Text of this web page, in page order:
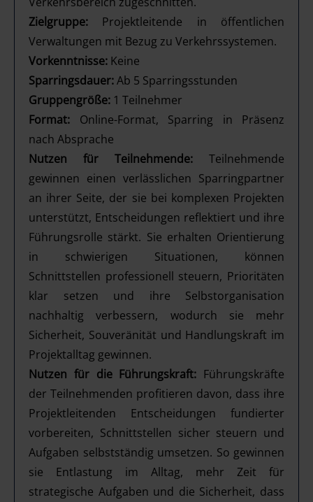
Zielgruppe: Projektleitende in öffentlichen
Verwaltungen mit Bezug zu Verkehrssystemen.
Vorkenntnisse: Keine
Sparringsdauer:Ab 5 Sparringsstunden
Gruppengröße: 1 Teilnehmer
Format: Online-Format, Sparring in Präsenz
nach Absprache
Nutzen für Teilnehmende: Teilnehmende
gewinnen einen verlässlichen Sparringpartner
an ihrer Seite, der sie bei komplexen Projekten
unterstützt, Entscheidungen reflektiert und ihre
Führungsrolle stärkt. Sie erhalten Orientierung
in schwierigen Situationen, können
Schnittstellen professionell steuern, Prioritäten
klar setzen und ihre Selbstorganisation
nachhaltig verbessern, wodurch sie mehr
Sicherheit, Souveränität und Handlungskraft im
Projektalltag gewinnen.
Nutzen für die Führungskraft: Führungskräfte
der Teilnehmenden profitieren davon, dass ihre
Projektleitenden Entscheidungen fundierter
vorbereiten, Schnittstellen sicher steuern und
Aufgaben selbstständig umsetzen. So gewinnen
sie Entlastung im Alltag, mehr Zeit für
strategische Aufgaben und die Sicherheit, dass